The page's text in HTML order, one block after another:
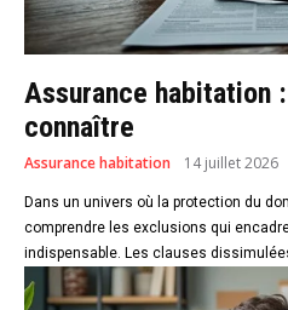
Assurance habitation
connaître
Assurance habitation 14 juillet 2026
Dans un univers où la protection du
comprendre les exclusions qui
indispensable. Les clauses